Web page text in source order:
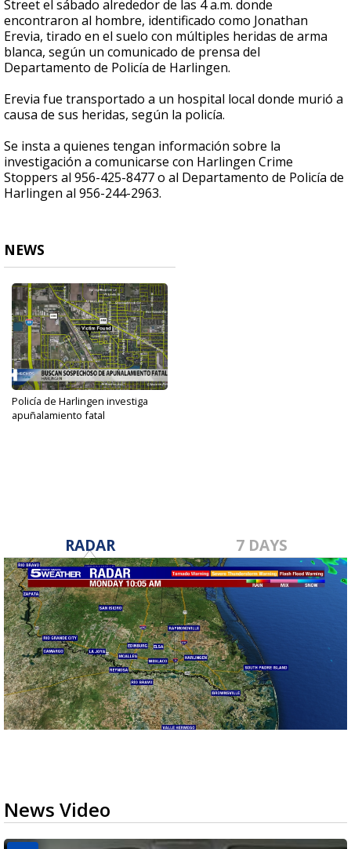
Street el sábado alrededor de las 4 a.m. donde
encontraron al hombre, identificado como Jonathan
Erevia, tirado en el suelo con múltiples heridas de arma
blanca, según un comunicado de prensa del
Departamento de Policía de Harlingen.
Erevia fue transportado a un hospital local donde murió a
causa de sus heridas, según la policía.
Se insta a quienes tengan información sobre la
investigación a comunicarse con Harlingen Crime
Stoppers al 956-425-8477 o al Departamento de Policía de
Harlingen al 956-244-2963.
NEWS
Policía de Harlingen investiga
apuñalamiento fatal
RADAR 7 DAYS
News Video